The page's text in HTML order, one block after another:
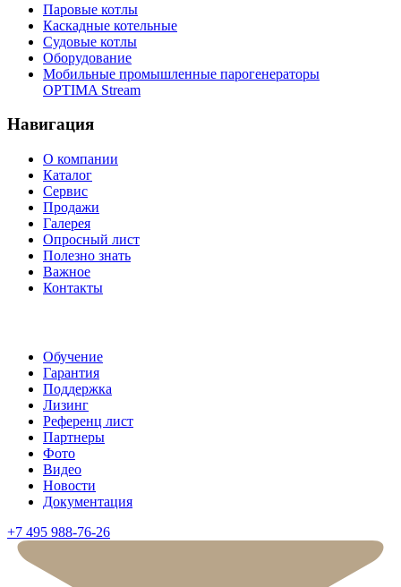
Паровые котлы
Каскадные котельные
Судовые котлы
Оборудование
Мобильные промышленные парогенераторы
OPTIMA Stream
Навигация
О компании
Каталог
Сервис
Продажи
Галерея
Опросный лист
Полезно знать
Важное
Контакты
Обучение
Гарантия
Поддержка
Лизинг
Референц лист
Партнеры
Фото
Видео
Новости
Документация
+7 495 988-76-26